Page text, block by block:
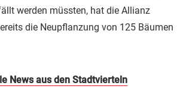
werden müssten, hat die Allianz
die Neupflanzung von 125 Bäumen
News aus den Stadtvierteln